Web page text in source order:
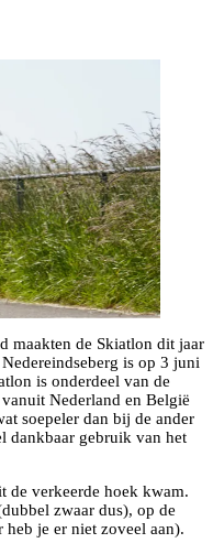
maakten de Skiatlon dit jaar
is op 3 juni
is onderdeel van de
Nederland en België
soepeler dan bij de ander
dankbaar gebruik van het
de verkeerde hoek kwam.
zwaar dus), op de
heb je er niet zoveel aan).